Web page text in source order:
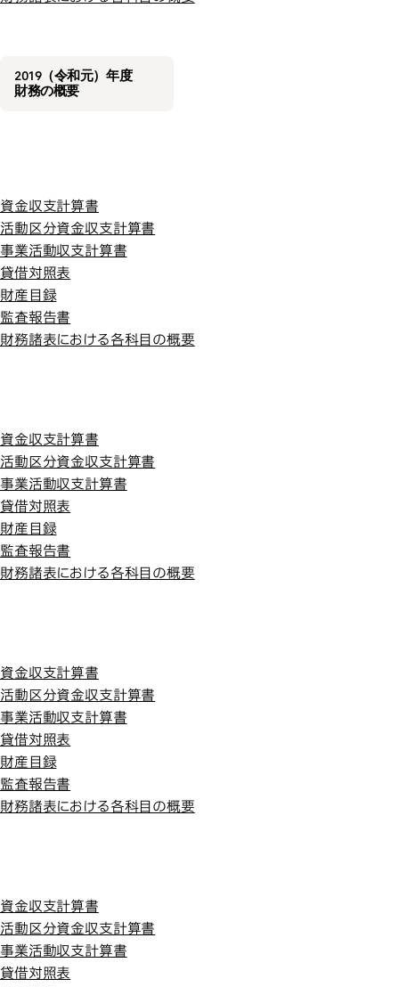
2019（令和元）年度
財務の概要
平成30年度
資金収支計算書
活動区分資金収支計算書
事業活動収支計算書
貸借対照表
財産目録
監査報告書
財務諸表における各科目の概要
平成29年度
資金収支計算書
活動区分資金収支計算書
事業活動収支計算書
貸借対照表
財産目録
監査報告書
財務諸表における各科目の概要
平成28年度
資金収支計算書
活動区分資金収支計算書
事業活動収支計算書
貸借対照表
財産目録
監査報告書
財務諸表における各科目の概要
平成27年度
資金収支計算書
活動区分資金収支計算書
事業活動収支計算書
貸借対照表